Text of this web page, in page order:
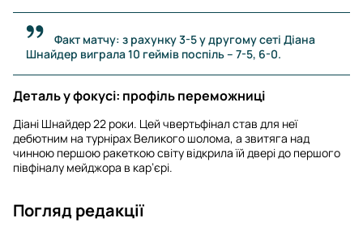
Факт матчу: з рахунку 3-5 у другому сеті Діана
Шнайдер виграла 10 геймів поспіль – 7-5, 6-0.
Деталь у фокусі: профіль переможниці
Діані Шнайдер 22 роки. Цей чвертьфінал став для неї
дебютним на турнірах Великого шолома, а звитяга над
чинною першою ракеткою світу відкрила їй двері до першого
півфіналу мейджора в кар’єрі.
Погляд редакції